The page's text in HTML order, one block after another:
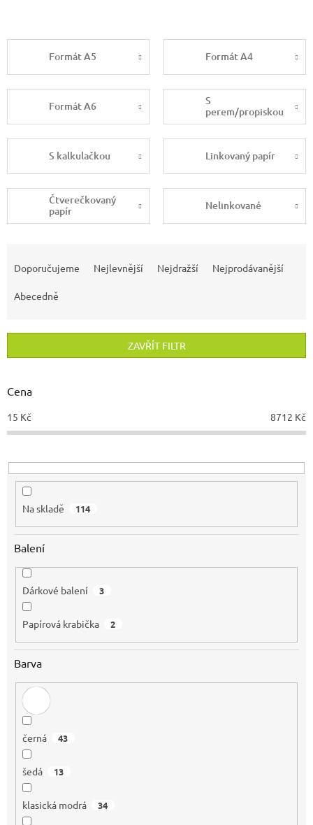
Formát A5 Formát A4
Formát A6
S
perem/propiskou
S kalkulačkou Linkovaný papír
Čtverečkovaný
papír
Nelinkované
r
d
k
t
Doporučujeme Nejlevnější Nejdražší Nejprodávanější
Abecedně
ZAVŘÍT FILTR
Cena
15 Kč 8712 Kč
Na skladě 114
Balení
Dárkové balení 3
Papírová krabička 2
Barva
černá 43
šedá 13
klasická modrá 34